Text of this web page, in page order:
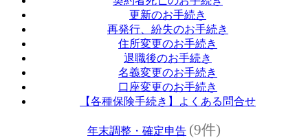
更新のお手続き
再発行、紛失のお手続き
住所変更のお手続き
退職後のお手続き
名義変更のお手続き
口座変更のお手続き
【各種保険手続き】よくある問合せ
年末調整・確定申告 (9件)